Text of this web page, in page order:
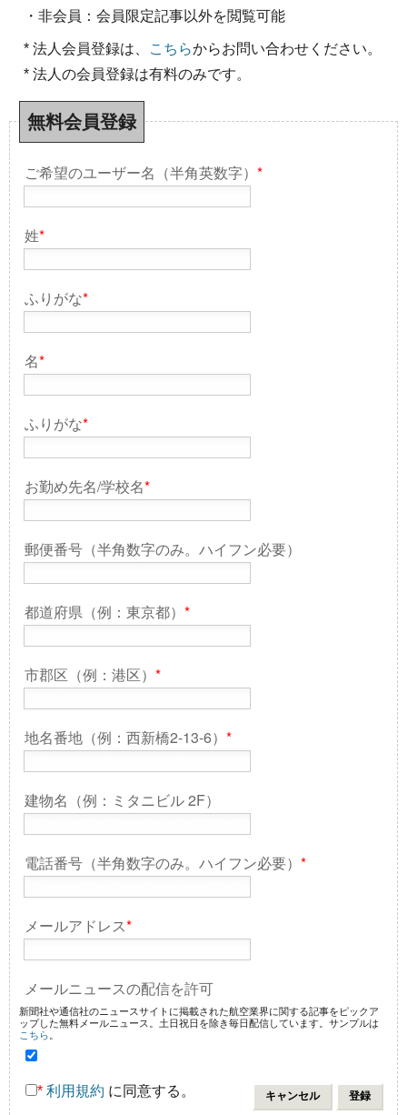
・非会員：会員限定記事以外を閲覧可能
* 法人会員登録は、 こちらからお問い合わせください。
* 法人の会員登録は有料のみです。
無料会員登録
ご希望のユーザー名（半角英数字） *
姓*
ふりがな*
名*
ふりがな*
お勤め先名/学校名*
郵便番号（半角数字のみ。ハイフン必要）
都道府県（例：東京都） *
市郡区（例：港区） *
地名番地（例：西新橋2-13-6） *
建物名（例：ミタニビル 2F）
電話番号（半角数字のみ。ハイフン必要） *
メールアドレス*
メールニュースの配信を許可
新聞社や通信社のニュースサイトに掲載された航空業界に関する記事をピックア
ップした無料メールニュース。土日祝日を除き毎日配信しています。サンプルは
こちら
* 利用規約 に同意する。